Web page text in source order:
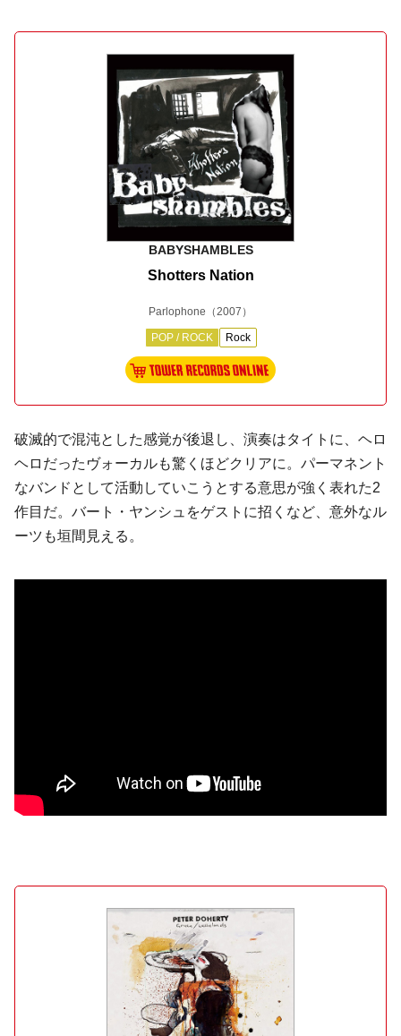
BABYSHAMBLES
Shotters Nation
Parlophone （2007）
POP / ROCK Rock
破滅的で混沌とした感覚が後退し、演奏はタイトに、ヘロ
ヘロだったヴォーカルも驚くほどクリアに。パーマネント
なバンドとして活動していこうとする意思が強く表れた2
作目だ。 バート・ヤンシュ をゲストに招くなど、意外なル
ーツも垣間見える。